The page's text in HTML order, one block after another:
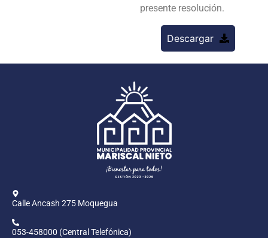
presente resolución.
Descargar
Calle Ancash 275 Moquegua
053-458000 (Central Telefónica)